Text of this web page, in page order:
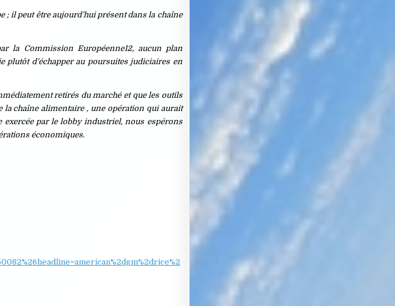
il peut être aujourd’hui présent dans la chaîne
la Commission Européenne12, aucun plan
plutôt d’échapper au poursuites judiciaires en
retirés du marché et que les outils
la chaîne alimentaire , une opération qui aurait
par le lobby industriel, nous espérons
économiques.